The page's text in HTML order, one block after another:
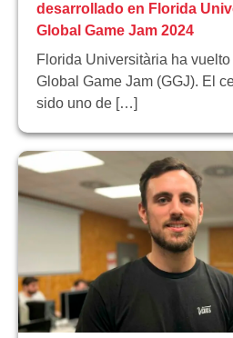
desarrollado en Florida
Global Game Jam 2024
Florida Universitària ha
Global Game Jam (GGJ). El
sido uno de […]